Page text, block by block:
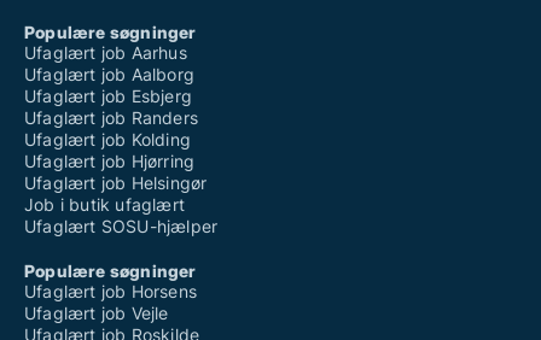
Populære søgninger
Ufaglært job Aarhus
Ufaglært job Aalborg
Ufaglært job Esbjerg
Ufaglært job Randers
Ufaglært job Kolding
Ufaglært job Hjørring
Ufaglært job Helsingør
Job i butik ufaglært
Ufaglært SOSU-hjælper
Populære søgninger
Ufaglært job Horsens
Ufaglært job Vejle
Ufaglært job Roskilde